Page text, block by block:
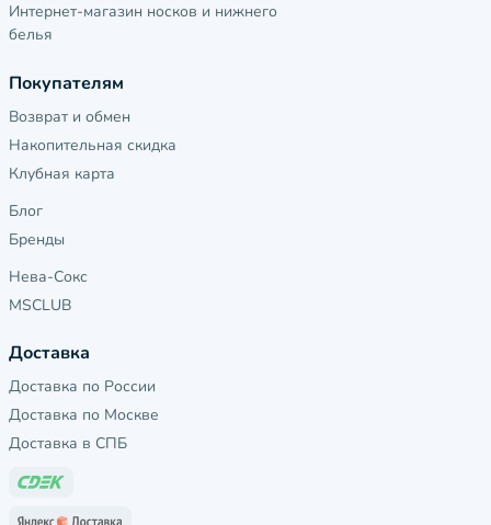
Интернет-магазин носков и нижнего
белья
Покупателям
Возврат и обмен
Накопительная скидка
Клубная карта
Блог
Бренды
Нева-Сокс
MSCLUB
Доставка
Доставка по России
Доставка по Москве
Доставка в СПБ